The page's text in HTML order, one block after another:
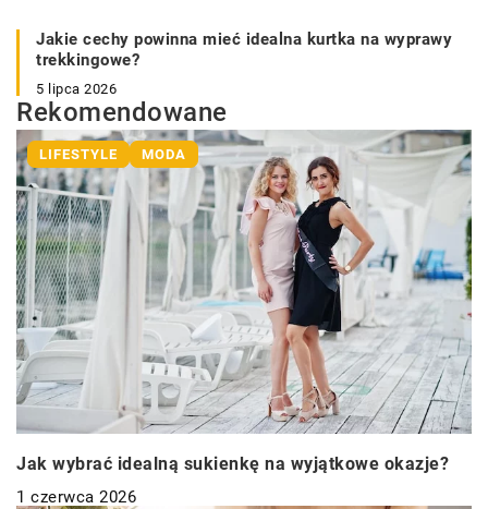
Jakie cechy powinna mieć idealna kurtka na wyprawy
trekkingowe?
5 lipca 2026
Rekomendowane
LIFESTYLE MODA
Jak wybrać idealną sukienkę na wyjątkowe okazje?
1 czerwca 2026